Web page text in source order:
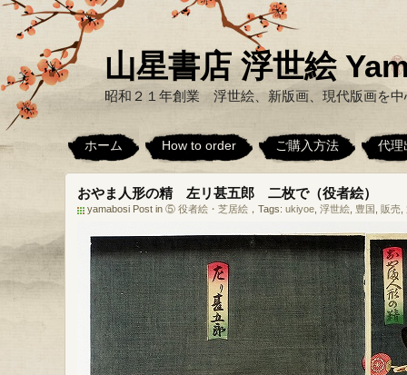
山星書店 浮世絵
昭和２１年創業 浮世絵、新版画、現代版画を
ホーム How to order ご購入方法 代理
おやま人形の精 左リ甚五郎 二枚で（役者絵）
yamabosi Post in ⑤ 役者絵・芝居絵 ，Tags: ukiyoe 浮世絵 豊国 販売